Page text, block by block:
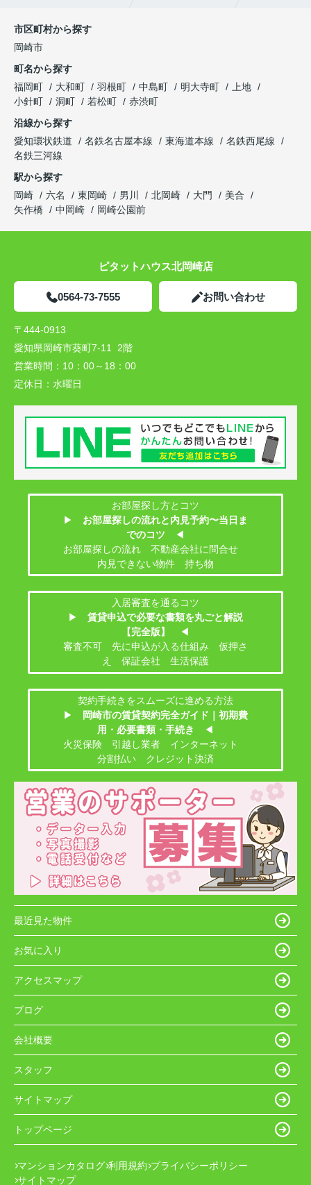
市区町村から探す
岡崎市
町名から探す
福岡町
大和町 羽根町 中島町 明大寺町
上地
小針町
洞町 若松町
赤渋町
沿線から探す
愛知環状鉄道
名鉄名古屋本線 東海道本線
名鉄西尾線
名鉄三河線
駅から探す
岡崎
六名 東岡崎 男川 北岡崎 大門
美合
矢作橋
中岡崎 岡崎公園前
ピタットハウス北岡崎店
0564-73-7555 お問い合わせ
〒444-0913
愛知県岡崎市葵町7-11 2階
営業時間： 10：00～18：00
定休日： 水曜日
お部屋探し方とコツ
▶
お部屋探しの流れと内見予約〜当日ま
でのコツ
◀
お部屋探しの流れ 不動産会社に問合せ
内見できない物件 持ち物
入居審査を通るコツ
▶
賃貸申込で必要な書類を丸ごと解説
【完全版】
◀
審査不可 先に申込が入る仕組み 仮押さ
え 保証会社 生活保護
契約手続きをスムーズに進める方法
▶
岡崎市の賃貸契約完全ガイド｜初期費
用・必要書類・手続き
◀
火災保険 引越し業者 インターネット
分割払い クレジット決済
最近見た物件
お気に入り
アクセスマップ
ブログ
会社概要
スタッフ
サイトマップ
トップページ
マンションカタログ 利用規約 プライバシーポリシー
サイトマップ